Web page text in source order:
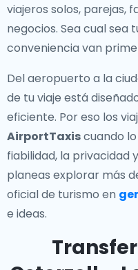
viajeros solos, parejas,
negocios. Sea cual sea
conveniencia van
Del aeropuerto a la
de tu viaje está
eficiente. Por eso los
AirportTaxiscuando
fiabilidad, la privacidad
planeas explorar más
oficial de turismo en
e ideas.